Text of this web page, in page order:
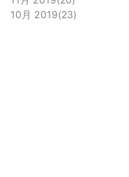
10月 2019 23